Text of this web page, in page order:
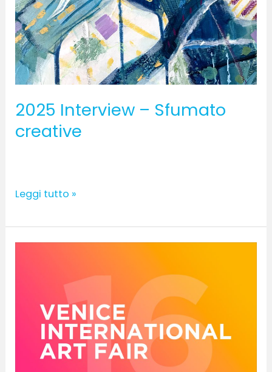
2025 Interview – Sfumato
creative
Leggi tutto »
GROUP